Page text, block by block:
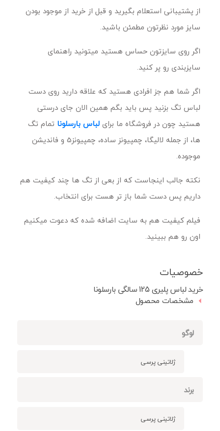
از پشتیبانی استعلام بگیرید و قبل از خرید از موجود بودن
سایز مورد نظرتون مطمئن باشید.
اگر روی سایزتون حساس هستید میتونید راهنمای
سایزبندی رو پر کنید.
اگر شما هم جز افرادی هستید که علاقه دارید روی دست
لباس تگ بزنید پس باید بگم همین الان جای درستی
هستید چون در فروشگاه ما برایلباس بارسلونا تمام تگ
ها، از جمله لالیگا، چمپیونز ساده، چمپیونز5 و فاندیشن
موجوده.
نکته جالب اینجاست که از بعی از تگ ها چند کیفیت هم
داریم پس دست شما باز تر هست برای انتخاب.
فیلم کیفیت هم به سایت اضافه شده که دعوت میکنیم
اون رو هم ببینید.
خصوصیات
خرید لباس پلیری 125 سالگی بارسلونا
مشخصات محصول
لوگو
ژلاتینی پرسی
برند
ژلاتینی پرسی